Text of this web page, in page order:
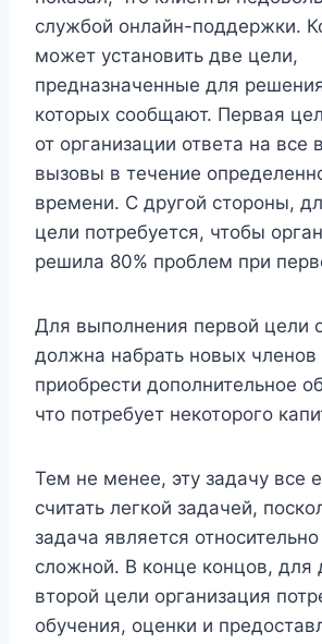
службой онлайн-поддержки.
может установить две цели,
предназначенные для
которых сообщают. Первая
от организации ответа на все
вызовы в течение
времени. С другой стороны,
цели потребуется, чтобы
решила 80% проблем при
Для выполнения первой цели
должна набрать новых
приобрести дополнительное
что потребует некоторого
Тем не менее, эту задачу все
считать легкой задачей,
задача является
сложной. В конце концов, для
второй цели организация
обучения, оценки и